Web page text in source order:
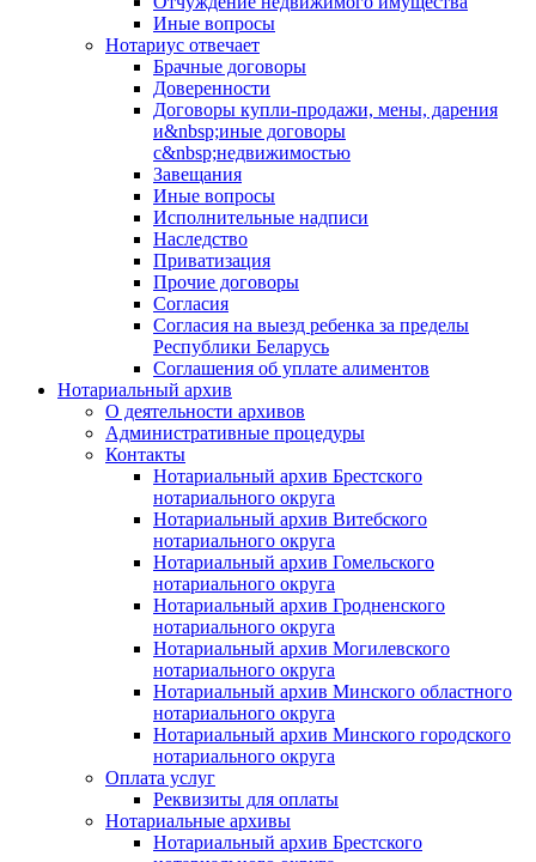
Иные вопросы
Нотариус отвечает
Брачные договоры
Доверенности
Договоры купли-продажи, мены, дарения
и&nbsp;иные договоры
с&nbsp;недвижимостью
Завещания
Иные вопросы
Исполнительные надписи
Наследство
Приватизация
Прочие договоры
Согласия
Согласия на выезд ребенка за пределы
Республики Беларусь
Соглашения об уплате алиментов
Нотариальный архив
О деятельности архивов
Административные процедуры
Контакты
Нотариальный архив Брестского
нотариального округа
Нотариальный архив Витебского
нотариального округа
Нотариальный архив Гомельского
нотариального округа
Нотариальный архив Гродненского
нотариального округа
Нотариальный архив Могилевского
нотариального округа
Нотариальный архив Минского областного
нотариального округа
Нотариальный архив Минского городского
нотариального округа
Оплата услуг
Реквизиты для оплаты
Нотариальные архивы
Нотариальный архив Брестского